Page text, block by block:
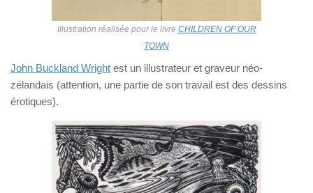
Illustration réalisée pour le livre CHILDREN OF OUR
TOWN
John Buckland Wright est un illustrateur et graveur néo-
zélandais (attention, une partie de son travail est des dessins
érotiques).